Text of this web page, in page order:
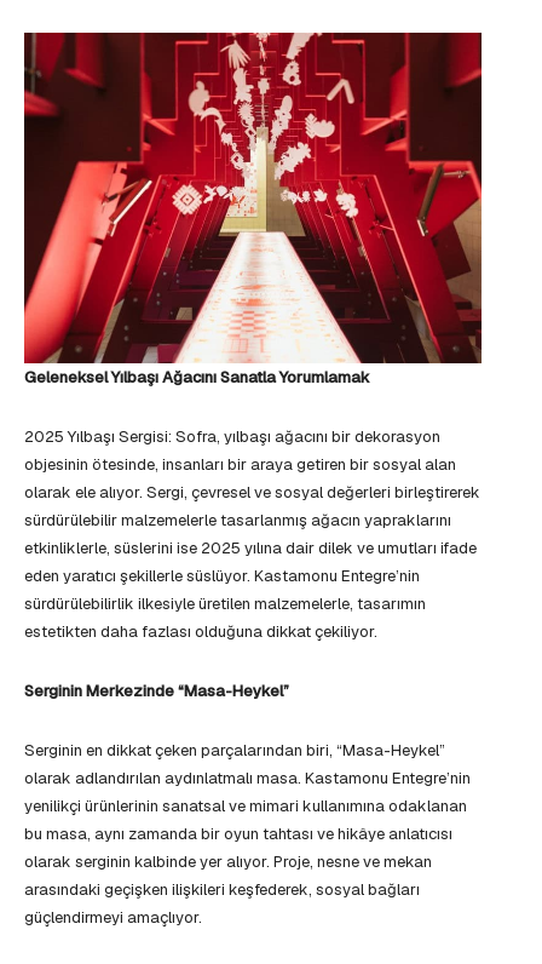
Geleneksel Yılbaşı Ağacını Sanatla Yorumlamak
2025 Yılbaşı Sergisi: Sofra, yılbaşı ağacını bir dekorasyon
objesinin ötesinde, insanları bir araya getiren bir sosyal alan
olarak ele alıyor. Sergi, çevresel ve sosyal değerleri birleştirerek
sürdürülebilir malzemelerle tasarlanmış ağacın yapraklarını
etkinliklerle, süslerini ise 2025 yılına dair dilek ve umutları ifade
eden yaratıcı şekillerle süslüyor. Kastamonu Entegre’nin
sürdürülebilirlik ilkesiyle üretilen malzemelerle, tasarımın
estetikten daha fazlası olduğuna dikkat çekiliyor.
Serginin Merkezinde “Masa-Heykel”
Serginin en dikkat çeken parçalarından biri, “Masa-Heykel”
olarak adlandırılan aydınlatmalı masa. Kastamonu Entegre’nin
yenilikçi ürünlerinin sanatsal ve mimari kullanımına odaklanan
bu masa, aynı zamanda bir oyun tahtası ve hikâye anlatıcısı
olarak serginin kalbinde yer alıyor. Proje, nesne ve mekan
arasındaki geçişken ilişkileri keşfederek, sosyal bağları
güçlendirmeyi amaçlıyor.